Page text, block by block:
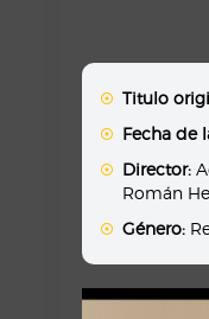
Titulo
Fecha de
Director:
Román
Género: